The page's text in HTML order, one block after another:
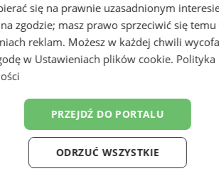
wyborów: W Chorzowie
Trzaskowski!
się na prawnie uzasadnionym
zgodzie; masz prawo sprzeciwić się temu
reklam. Możesz w każdej chwili
w Ustawieniach plików cookie. Polityka
PRZEJDŹ DO PORTALU
ODRZUĆ WSZYSTKIE